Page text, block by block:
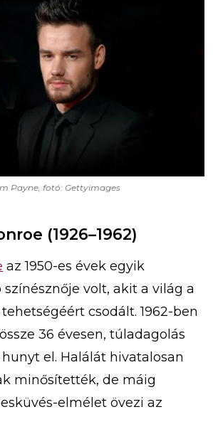
Payne, fotó: Gettyimages
(1926–1962)
az 1950-es évek egyik
volt, akit a világ a
csodált. 1962-ben
36 évesen, túladagolás
el. Halálát hivatalosan
minősítették, de máig
elmélet övezi az